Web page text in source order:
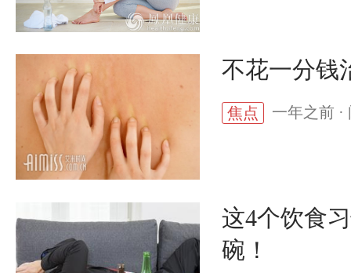
不花一分钱
焦点 一年之前 ·
这4个饮食
碗！